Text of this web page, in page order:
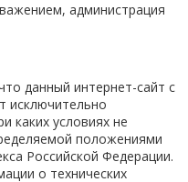
администрация
данный интернет-сайт с
исключительно
каких условиях не
положениями
Российской Федерации.
о технических